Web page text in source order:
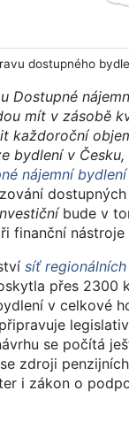
dostupného
Dostupné
mít v zásobě
každoroční
bydlení v
nájemní bydlení
bude v
finanční
síť
přes
v celkové
se počítá
zdroji
i zákon o